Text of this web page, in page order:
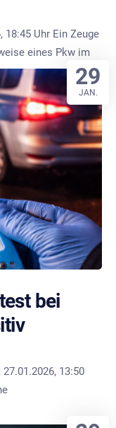
18:45 Uhr Ein Zeuge
eines Pkw im
bei
13:50
29
JAN.